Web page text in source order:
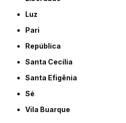
Luz
Pari
República
Santa Cecília
Santa Efigênia
Sé
Vila Buarque